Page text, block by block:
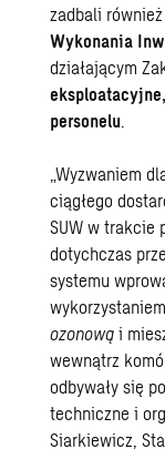
zadbali
Wykonania
działającym
personelu.
„Wyzwaniem
ciągłego
SUW w trakcie
dotychczas
systemu
ozonową i
wewnątrz
odbywały się
techniczne i
Siarkiewicz,